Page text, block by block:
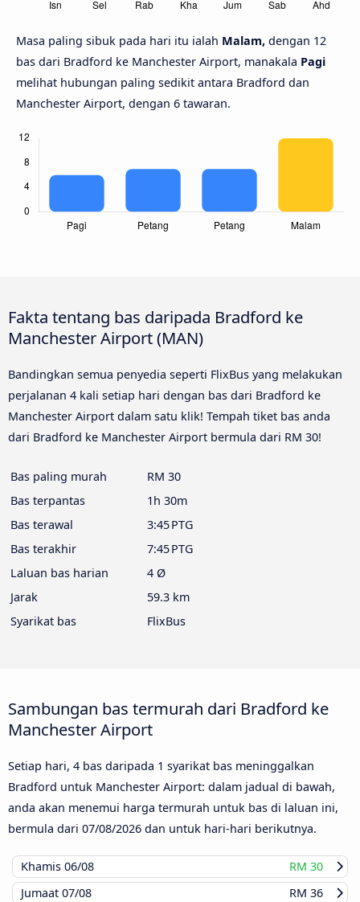
Masa paling sibuk pada hari itu ialah Malam, dengan 12
bas dari Bradford ke Manchester Airport, manakala Pagi
melihat hubungan paling sedikit antara Bradford dan
Manchester Airport, dengan 6 tawaran.
Fakta tentang bas daripada Bradford ke
Manchester Airport (MAN)
Bandingkan semua penyedia seperti FlixBus yang melakukan
perjalanan 4 kali setiap hari dengan bas dari Bradford ke
Manchester Airport dalam satu klik! Tempah tiket bas anda
dari Bradford ke Manchester Airport bermula dari RM 30!
Bas paling murah
RM 30
Bas terpantas
1h 30m
Bas terawal
3:45 PTG
Bas terakhir
7:45 PTG
Laluan bas harian
4 Ø
Jarak
59.3 km
Syarikat bas
FlixBus
Sambungan bas termurah dari Bradford ke
Manchester Airport
Setiap hari, 4 bas daripada 1 syarikat bas meninggalkan
Bradford untuk Manchester Airport: dalam jadual di bawah,
anda akan menemui harga termurah untuk bas di laluan ini,
bermula dari 07/08/2026 dan untuk hari-hari berikutnya.
Khamis 06/08
RM 30
Jumaat 07/08
RM 36